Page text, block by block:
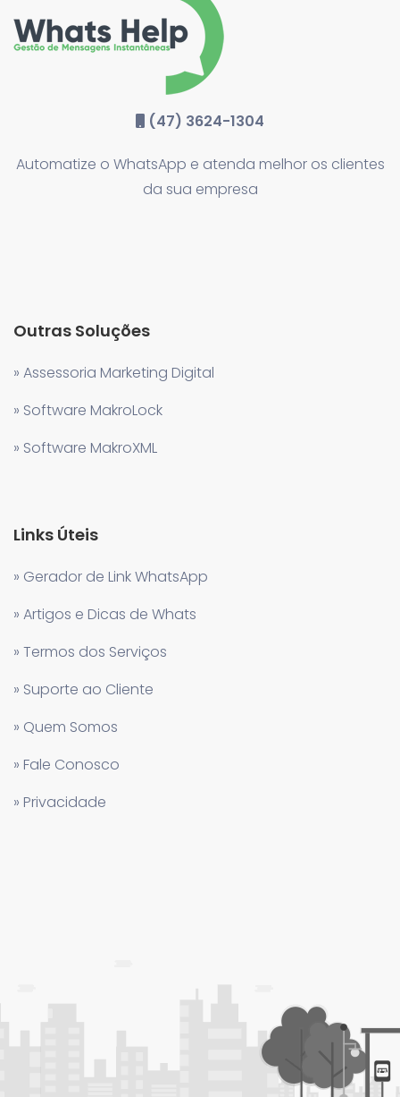
(47) 3624-1304
Automatize o WhatsApp e atenda melhor os clientes
da sua empresa
Outras Soluções
» Assessoria Marketing Digital
» Software MakroLock
» Software MakroXML
Links Úteis
» Gerador de Link WhatsApp
» Artigos e Dicas de Whats
» Termos dos Serviços
» Suporte ao Cliente
» Quem Somos
» Fale Conosco
» Privacidade